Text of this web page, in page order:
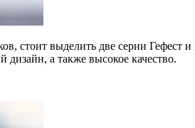
стоит выделить две серии Гефест
а также высокое качество.